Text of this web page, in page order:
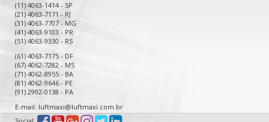
(11) 4063-1414 - SP
(21) 4063-7171 - RJ
(31) 4063-7707 - MG
(41) 4063-9103 - PR
(51) 4063-9330 - RS
(61) 4063-7175 - DF
(67) 4062-7282 - MS
(71) 4062-8955 - BA
(81) 4062-9646 - PE
(91) 2992-0138 - PA
E-mail: luftmaxi@luftmaxi.com.br